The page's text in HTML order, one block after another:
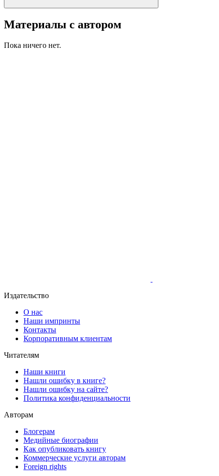
Материалы с автором
Пока ничего нет.
Издательство
О нас
Наши импринты
Контакты
Корпоративным клиентам
Читателям
Наши книги
Нашли ошибку в книге?
Нашли ошибку на сайте?
Политика конфиденциальности
Авторам
Блогерам
Медийные биографии
Как опубликовать книгу
Коммерческие услуги авторам
Foreign rights